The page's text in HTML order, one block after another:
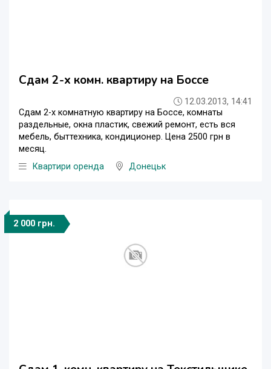
Сдам 2-х комн. квартиру на Боссе
12.03.2013, 14:41
Сдам 2-х комнатную квартиру на Боссе, комнаты
раздельные, окна пластик, свежий ремонт, есть вся
мебель, быттехника, кондиционер. Цена 2500 грн в
месяц.
Квартири оренда
Донецьк
2 000 грн.